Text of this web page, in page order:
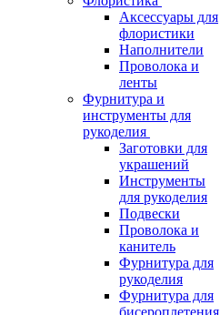
Аксессуары для
флористики
Наполнители
Проволока и
ленты
Фурнитура и
инструменты для
рукоделия
Заготовки для
украшений
Инструменты
для рукоделия
Подвески
Проволока и
канитель
Фурнитура для
рукоделия
Фурнитура для
бисероплетения